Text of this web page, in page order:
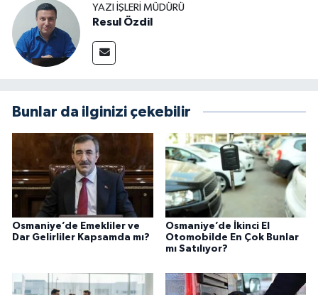
YAZI İŞLERI MÜDÜRÜ
Resul Özdil
Bunlar da ilginizi çekebilir
Osmaniye’de Emekliler ve
Dar Gelirliler Kapsamda mı?
Osmaniye’de İkinci El
Otomobilde En Çok Bunlar
mı Satılıyor?